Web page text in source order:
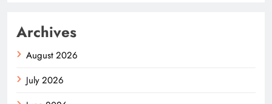
Archives
August 2026
July 2026